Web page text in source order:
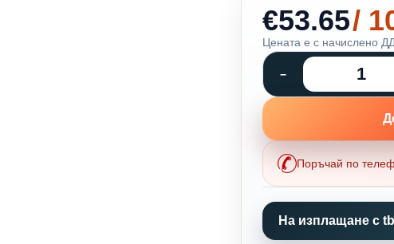
€53.65/
Цената е с начислено
Поръчай по
На изплащане с